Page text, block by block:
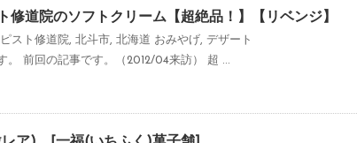
修道院のソフトクリーム【超絶品！】【リベンジ】
ピスト修道院, 北斗市 , 北海道 おみやげ, デザート
。 前回の記事です。（2012/04来訪） 超 ...